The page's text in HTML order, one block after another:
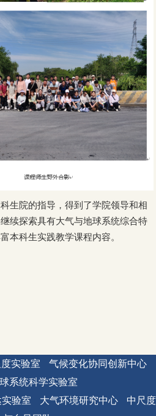
生院的指导，得到了学院领导和相
续探索具有大气与地球系统综合特
本科生实践教学课程内容。
实验室
气候变化协同创新中心
系统科学实验室
验室 大气环境研究中心
中尺度